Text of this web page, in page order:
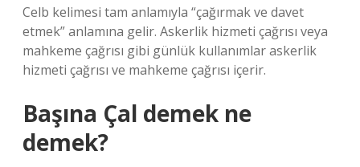
Celb kelimesi tam anlamıyla “çağırmak ve davet
etmek” anlamına gelir. Askerlik hizmeti çağrısı veya
mahkeme çağrısı gibi günlük kullanımlar askerlik
hizmeti çağrısı ve mahkeme çağrısı içerir.
Başına Çal demek ne
demek?